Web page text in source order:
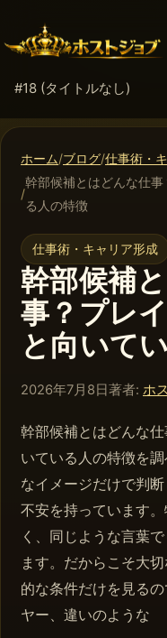
#18 (タイトルなし)
ホーム ブログ 仕事術・
幹部候補とはどんな仕
る人の特徴
仕事術・キャリア形成
幹部候補
事？プレ
と向いて
2026年7月8日著者: ホ
幹部候補とはどんな
いている人の特徴を
なイメージだけで判
不安を持っています
く、同じような言葉
ます。だからこそ大
的な条件だけを見る
ヤー、違いのような